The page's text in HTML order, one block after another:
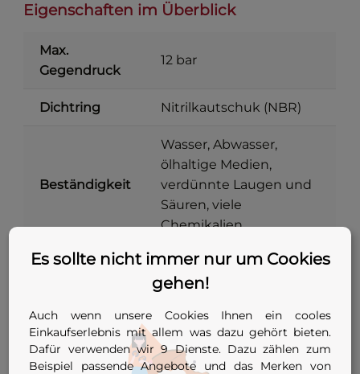
Eigenschaften im Überblick
Max.
Gegendruck
12 bar
Dichtring Nitrilkautschuk (NBR)
Beständigkeit
Wasser, Abwasser,
ölhaltige Medien,
verdünnte Laugen und
Säuren, viele
Chemikalien
Metallteile Stahl verzinkt
Bauform
Spannschraube
Einsatzbereich
DN 85 bis DN 255 (78–
Es sollte nicht immer nur um Cookies
gehen!
Auch wenn unsere Cookies Ihnen ein cooles
Einkaufserlebnis mit allem was dazu gehört bieten.
Dafür verwenden wir 9 Dienste. Dazu zählen zum
Beispiel passende Angebote und das Merken von